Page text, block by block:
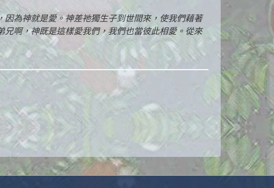
因為神就是愛。神差祂獨生子到世間來，使我們藉著
啊，神既是這樣愛我們，我們也當彼此相愛。從來